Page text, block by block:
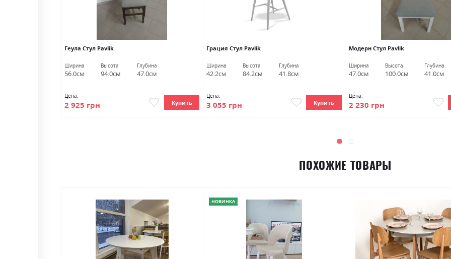
Геула Стул Pavlik
Ширина
56.0см
Высота
94.0см
Глубина
47.0см
Цена:
2 925 грн Купить
Грация Стул Pavlik
Ширина
42.2см
Высота
84.2см
Глубина
41.8см
Цена:
3 055 грн Купить
Модерн Стул Pavlik
Ширина
47.0см
Высота
100.0см
Глубина
41.0см
Цена:
2 230 грн
ПОХОЖИЕ ТОВАРЫ
НОВИНКА